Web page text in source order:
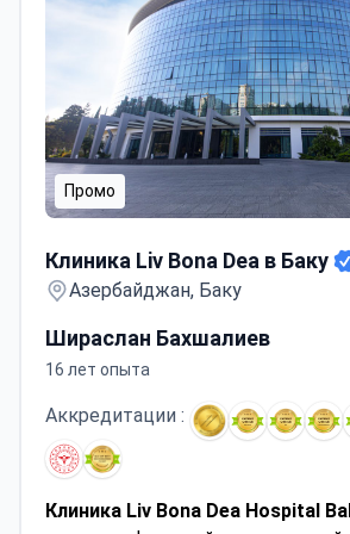
Промо
Клиника Liv Bona Dea в Баку
Азербайджан, Баку
Шираслан Бахшалиев
16 лет опыта
Аккредитации :
Клиника Liv Bona Dea Hospital